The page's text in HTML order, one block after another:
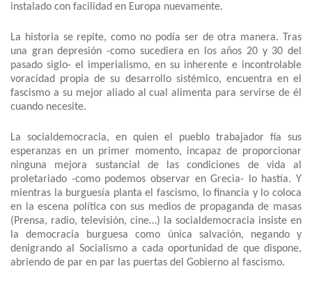
instalado con facilidad en Europa nuevamente.
La historia se repite, como no podía ser de otra manera. Tras
una gran depresión -como sucediera en los años 20 y 30 del
pasado siglo- el imperialismo, en su inherente e incontrolable
voracidad propia de su desarrollo sistémico, encuentra en el
fascismo a su mejor aliado al cual alimenta para servirse de él
cuando necesite.
La socialdemocracia, en quien el pueblo trabajador fía sus
esperanzas en un primer momento, incapaz de proporcionar
ninguna mejora sustancial de las condiciones de vida al
proletariado -como podemos observar en Grecia- lo hastía. Y
mientras la burguesía planta el fascismo, lo financia y lo coloca
en la escena política con sus medios de propaganda de masas
(Prensa, radio, televisión, cine…) la socialdemocracia insiste en
la democracia burguesa como única salvación, negando y
denigrando al Socialismo a cada oportunidad de que dispone,
abriendo de par en par las puertas del Gobierno al fascismo.